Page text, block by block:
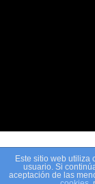
©
Política de Cookies
Este sitio web utiliza
usuario. Si
aceptación de las